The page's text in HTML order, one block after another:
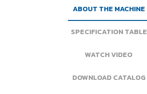
ABOUT THE MACHINE
SPECIFICATION TABLE
WATCH VIDEO
DOWNLOAD CATALOG